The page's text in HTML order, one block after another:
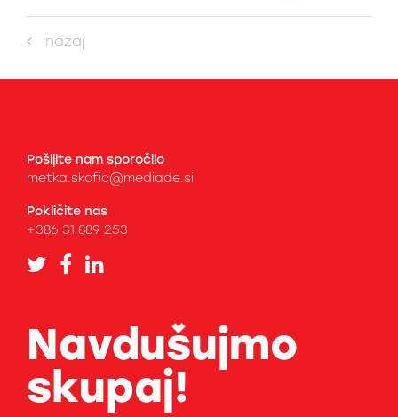
nazaj
Pošljite nam sporočilo
metka.skofic@mediade.si
Pokličite nas
+386 31 889 253
Navdušujmo
skupaj!